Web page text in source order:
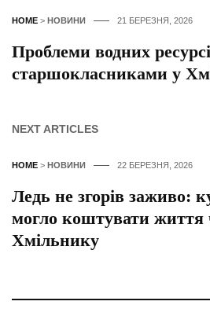
HOME > НОВИНИ 21 БЕРЕЗНЯ, 2026
Проблеми водних
старшокласниками у
NEXT ARTICLES
HOME > НОВИНИ 22 БЕРЕЗНЯ, 2026
Ледь не згорів заживо:
могло коштувати життя
Хмільнику